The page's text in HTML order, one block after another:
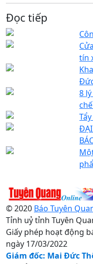
Đọc tiếp
tín
8
© 2020 Báo Tuyên
Tỉnh uỷ tỉnh Tuyên
Giấy phép hoạt động
ngày 17/03/2022
Giám đốc: Mai Đức